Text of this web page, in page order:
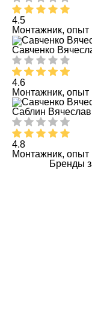
4.5
Монтажник, опыт
Савченко
4.6
Монтажник, опыт
Саблин Вячеслав
4.8
Монтажник, опыт
Бренды